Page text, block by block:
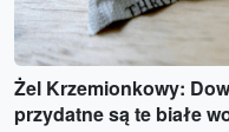
Żel Krzemionkowy:
przydatne są te białe